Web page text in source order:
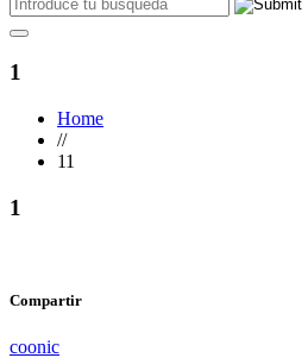
1
Home
//
11
1
Compartir
coonic